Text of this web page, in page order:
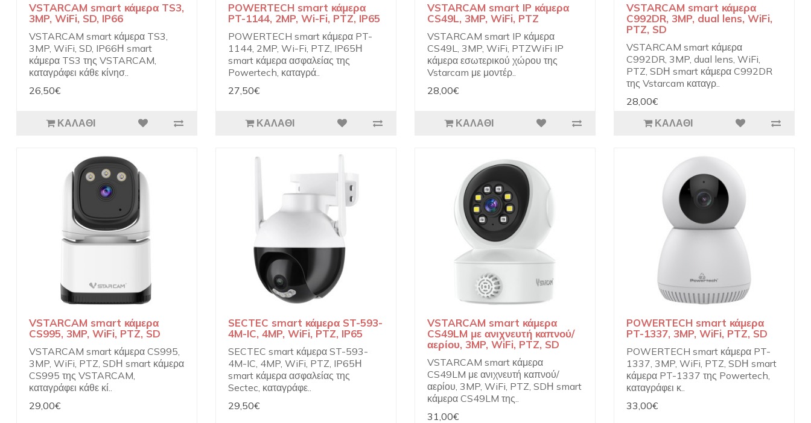
VSTARCAM smart κάμερα TS3,
3MP, WiFi, SD, IP66
VSTARCAM smart κάμερα TS3,
3MP, WiFi, SD, IP66Η smart
κάμερα TS3 της VSTARCAM,
καταγράφει κάθε κίνησ..
26,50€
ΚΑΛΆΘΙ
POWERTECH smart κάμερα
PT-1144, 2MP, Wi-Fi, PTZ, IP65
POWERTECH smart κάμερα PT-
1144, 2MP, Wi-Fi, PTZ, IP65Η
smart κάμερα ασφαλείας της
Powertech, καταγρά..
27,50€
ΚΑΛΆΘΙ
VSTARCAM smart IP κάμερα
CS49L, 3MP, WiFi, PTZ
VSTARCAM smart IP κάμερα
CS49L, 3MP, WiFi, PTZWiFi IP
κάμερα εσωτερικού χώρου της
Vstarcam με μοντέρ..
28,00€
ΚΑΛΆΘΙ
VSTARCAM smart κάμερα
C992DR, 3MP, dual lens, WiFi,
PTZ, SD
VSTARCAM smart κάμερα
C992DR, 3MP, dual lens, WiFi,
PTZ, SDΗ smart κάμερα C992DR
της Vstarcam καταγρ..
28,00€
ΚΑΛΆΘΙ
VSTARCAM smart κάμερα
CS995, 3MP, WiFi, PTZ, SD
VSTARCAM smart κάμερα CS995,
3MP, WiFi, PTZ, SDΗ smart κάμερα
CS995 της VSTARCAM,
καταγράφει κάθε κί..
29,00€
SECTEC smart κάμερα ST-593-
4M-IC, 4MP, WiFi, PTZ, IP65
SECTEC smart κάμερα ST-593-
4M-IC, 4MP, WiFi, PTZ, IP65Η
smart κάμερα ασφαλείας της
Sectec, καταγράφε..
29,50€
VSTARCAM smart κάμερα
CS49LM με ανιχνευτή καπνού/
αερίου, 3MP, WiFi, PTZ, SD
VSTARCAM smart κάμερα
CS49LM με ανιχνευτή καπνού/
αερίου, 3MP, WiFi, PTZ, SDΗ smart
κάμερα CS49LM της..
31,00€
POWERTECH smart κάμερα
PT-1337, 3MP, WiFi, PTZ, SD
POWERTECH smart κάμερα PT-
1337, 3MP, WiFi, PTZ, SDΗ smart
κάμερα PT-1337 της Powertech,
καταγράφει κ..
33,00€